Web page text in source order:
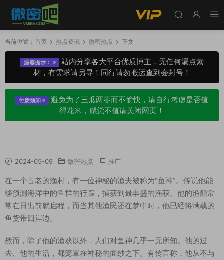
当前位置： 首页 热点资讯 微密热点 正文
温馨提示：
站内分享各大平台优质博主，无任何漏点素
材，有需求请另寻！同行请勿搬运查到会封号！
付废须知
避免为了三瓜两枣而不愉快，请自行考虑是否值
得花米，感觉不值请关闭网页！
2024-05-09 微密热点 推广
在一个古老的渔村，有一位神秘的渔夫被称为“鱼神”。传说他能
够预测海洋中的鱼群的行踪，捕获到最丰盛的渔获。他的渔船常
常在日出前就启程，而当其他渔民还在梦中时，他已经将满载的
鱼货带回岸边。
然而，除了他的渔获以外，人们对鱼神几乎一无所知。他的过
去、他的生活，都笼罩在神秘的面纱之下。有传言称，他从不与